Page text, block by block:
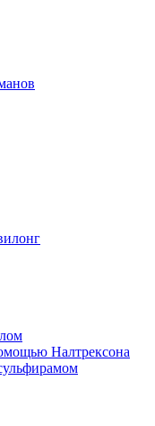
Налтрексона